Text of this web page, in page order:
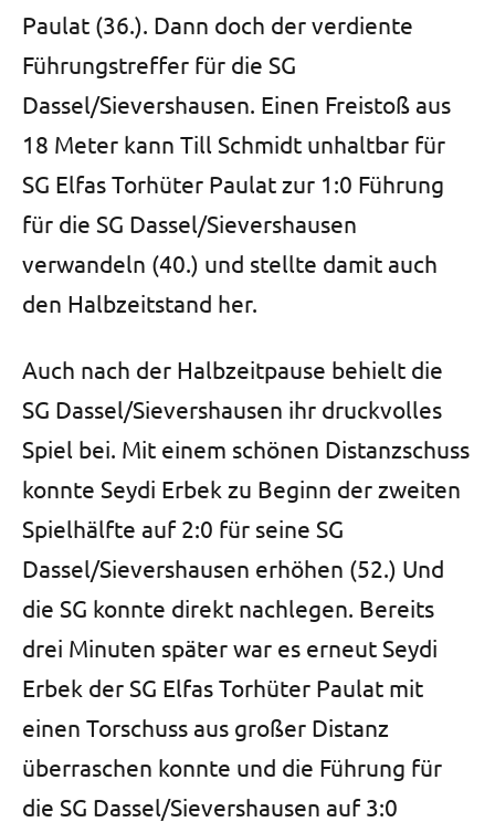
Paulat (36.). Dann doch der verdiente
Führungstreffer für die SG
Dassel/Sievershausen. Einen Freistoß aus
18 Meter kann Till Schmidt unhaltbar für
SG Elfas Torhüter Paulat zur 1:0 Führung
für die SG Dassel/Sievershausen
verwandeln (40.) und stellte damit auch
den Halbzeitstand her.
Auch nach der Halbzeitpause behielt die
SG Dassel/Sievershausen ihr druckvolles
Spiel bei. Mit einem schönen Distanzschuss
konnte Seydi Erbek zu Beginn der zweiten
Spielhälfte auf 2:0 für seine SG
Dassel/Sievershausen erhöhen (52.) Und
die SG konnte direkt nachlegen. Bereits
drei Minuten später war es erneut Seydi
Erbek der SG Elfas Torhüter Paulat mit
einen Torschuss aus großer Distanz
überraschen konnte und die Führung für
die SG Dassel/Sievershausen auf 3:0